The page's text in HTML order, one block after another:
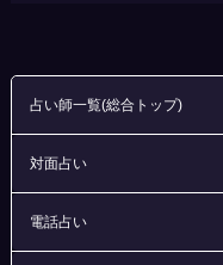
占い師一覧(総合トップ)
対面占い
電話占い